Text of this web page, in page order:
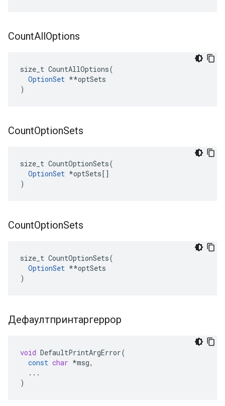
CountAllOptions
size_t CountAllOptions(
OptionSet **optSets
)
CountOptionSets
size_t CountOptionSets(
OptionSet *optSets[]
)
CountOptionSets
size_t CountOptionSets(
OptionSet **optSets
)
Дефаултпринтаргеррор
void DefaultPrintArgError(
const char *msg,
...
)